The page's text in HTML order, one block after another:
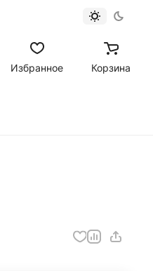
Избранное Корзина